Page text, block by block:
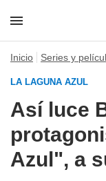
Inicio Series y
LA LAGUNA AZUL
Así luce
Azul", a